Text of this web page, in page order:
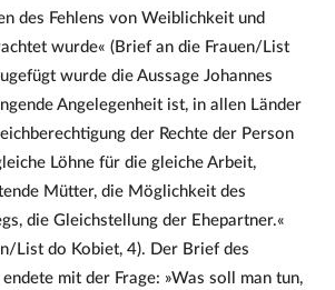
des Fehlens von Weiblichkeit und
wurde« (Brief an die Frauen/List
wurde die Aussage Johannes
Angelegenheit ist, in allen Länder
der Rechte der Person
Löhne für die gleiche Arbeit,
Mütter, die Möglichkeit des
die Gleichstellung der Ehepartner.«
List do Kobiet, 4). Der Brief des
endete mit der Frage: »Was soll man tun,